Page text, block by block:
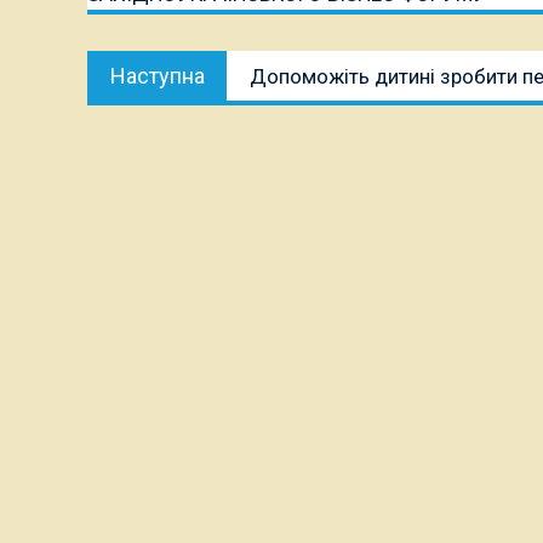
Наступна
публікація:
Допоможіть дитині зробити